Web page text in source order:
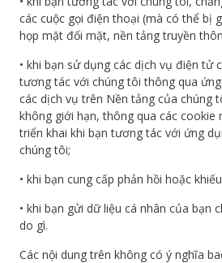
các cuộc gọi điện thoại (mà có thể bị
họp mặt đối mặt, nền tảng truyền
• khi bạn sử dụng các dịch vụ điện tử
tương tác với chúng tôi thông qua
các dịch vụ trên Nền tảng của chúng
không giới hạn, thông qua các cookie
triển khai khi bạn tương tác với ứng
chúng tôi;
• khi bạn cung cấp phản hồi hoặc
• khi bạn gửi dữ liệu cá nhân của bạn
do gì.
Các nội dung trên không có ý nghĩa